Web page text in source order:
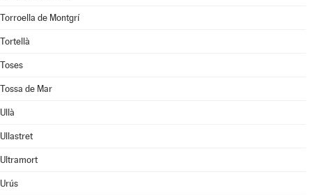
Torroella de Montgrí
Tortellà
Toses
Tossa de Mar
Ullà
Ullastret
Ultramort
Urús